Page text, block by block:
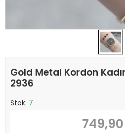
Gold Metal Kordon
2936
Stok: 7
749,90